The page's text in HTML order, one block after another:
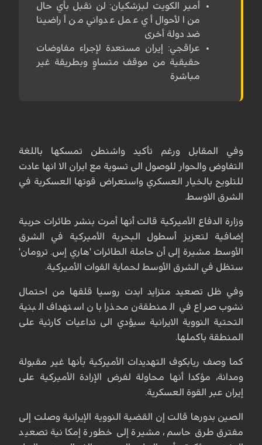
أمير الكويت لبزشكيان: لن نقبل بأي حال
من الأحوال أي عمل عدواني من أراضينا
ضد دولة أخرى
عراقجي: إيران مستعدة لإجراء مفاوضات
حقيقية من موقف متساوٍ وبطريقة غير
مباشرة
وفي المقابل ورغم تأكيد واشنطن تمسكها باللغة
التفاوض والحوار للوصول الى تسوية مع ايران الا انها عادت
للتلويح بالخيار العسكري واستعراض قوتها العسكرية في
الشرق الاوسط.
وزارة الدفاع الأميركية قالت أنها أمرت بنشر طائرات حربية
إضافية لتعزيز أسطول البحرية الأميركية في الشرق
الأوسط. مشيرة إلى أن حاملة الطائرات 'هاري إس. ترومان'
ستظل في الشرق الأوسط لحماية القوات الأميركية.
وفي ظل تصعيد متزايد ابدت روسيا قلقها من احتمال
نشوب صراع في المنطقةن محذرا بان استهداف البنية
التحتية النووية الايرانية سيؤدي الى تداعيات كارثية على
المنطقة باكملها.
كما وصف ريابكوف التهديدات الأميركية بأنها غير مقبولة
ومدانة، مؤكدا أنها محاولة لفرض الإرادة الأميركية على
إيران عبر القوة العسكرية.
الصين بدورها قالت إن القضية النووية الإيرانية وصلت إلى
مفترق طرق حاسم، مشيرة إلى خطورة إمكانية تصعيد